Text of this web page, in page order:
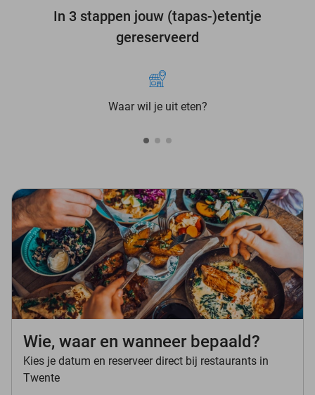
In 3 stappen jouw (tapas-)etentje
gereserveerd
Waar wil je uit eten?
Wie, waar en wanneer bepaald?
Kies je datum en reserveer direct bij restaurants in
Twente